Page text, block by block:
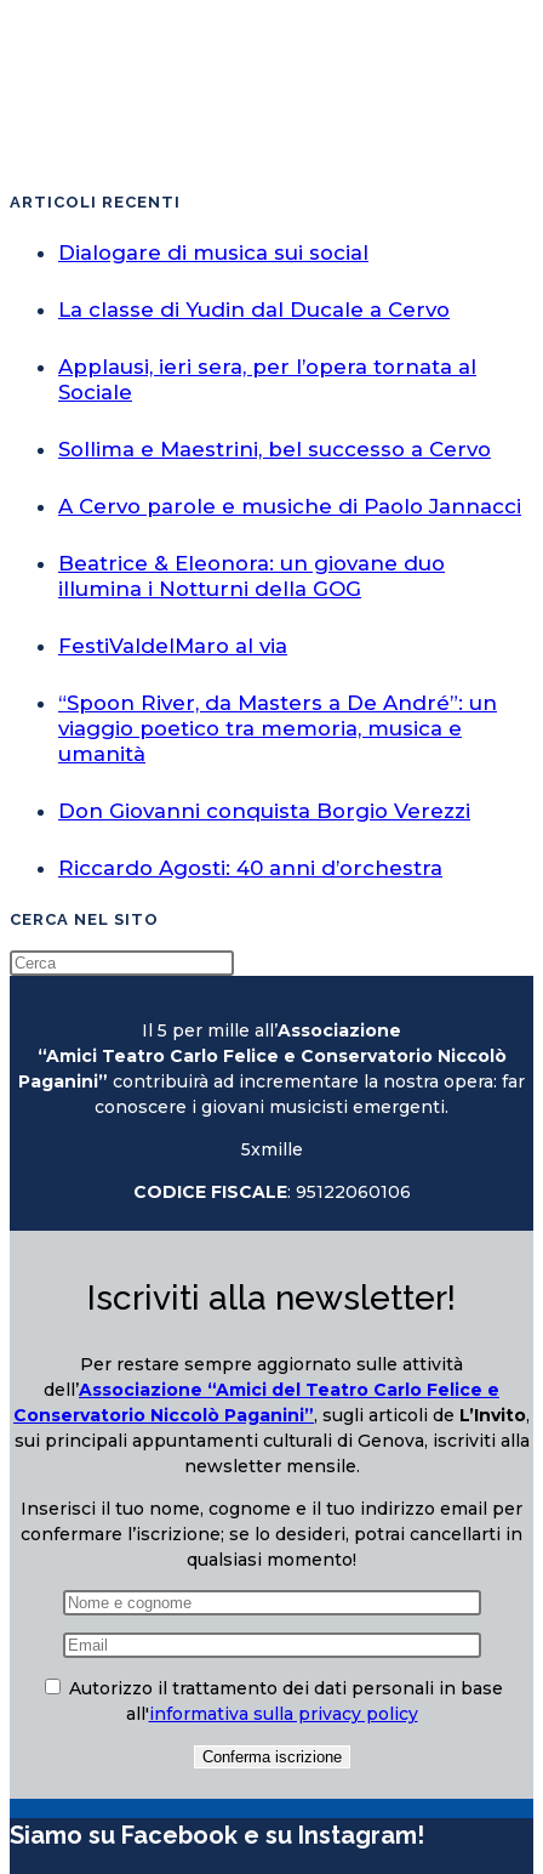
ARTICOLI RECENTI
Dialogare di musica sui social
La classe di Yudin dal Ducale a Cervo
Applausi, ieri sera, per l’opera tornata al
Sociale
Sollima e Maestrini, bel successo a Cervo
A Cervo parole e musiche di Paolo Jannacci
Beatrice & Eleonora: un giovane duo
illumina i Notturni della GOG
FestiValdelMaro al via
“Spoon River, da Masters a De André”: un
viaggio poetico tra memoria, musica e
umanità
Don Giovanni conquista Borgio Verezzi
Riccardo Agosti: 40 anni d’orchestra
CERCA NEL SITO
Il 5 per mille all’Associazione
“Amici Teatro Carlo Felice e Conservatorio Niccolò
Paganini” contribuirà ad incrementare la nostra opera: far
conoscere i giovani musicisti emergenti.
5xmille
CODICE FISCALE: 95122060106
Iscriviti alla newsletter!
Per restare sempre aggiornato sulle attività
dell’Associazione “Amici del Teatro Carlo Felice e
Conservatorio Niccolò Paganini”, sugli articoli de L’Invito,
sui principali appuntamenti culturali di Genova, iscriviti alla
newsletter mensile.
Inserisci il tuo nome, cognome e il tuo indirizzo email per
confermare l’iscrizione; se lo desideri, potrai cancellarti in
qualsiasi momento!
Autorizzo il trattamento dei dati personali in base
all'informativa sulla privacy policy
Siamo su Facebook e su Instagram!